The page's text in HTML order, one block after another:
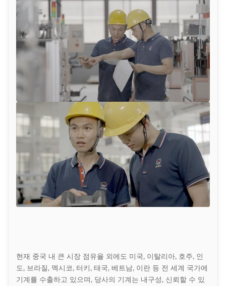
현재 중국 내 큰 시장 점유율 외에도 미국, 이탈리아, 호주, 인
도, 브라질, 멕시코, 터키, 태국, 베트남, 이란 등 전 세계 국가에
기계를 수출하고 있으며, 당사의 기계는 내구성, 신뢰할 수 있